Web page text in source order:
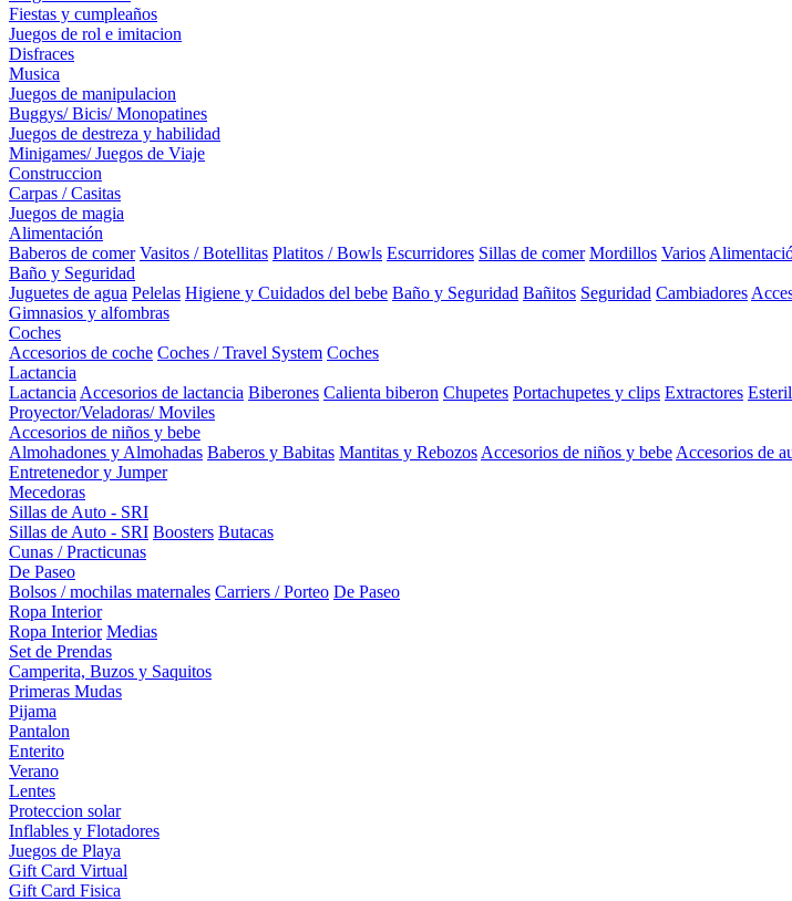
Fiestas y cumpleaños
Juegos de rol e imitacion
Disfraces
Musica
Juegos de manipulacion
Buggys/ Bicis/ Monopatines
Juegos de destreza y habilidad
Minigames/ Juegos de Viaje
Construccion
Carpas / Casitas
Juegos de magia
Alimentación
Baberos de comer Vasitos / Botellitas Platitos / Bowls Escurridores Sillas de comer Mordillos Varios
Baño y Seguridad
Juguetes de agua Pelelas Higiene y Cuidados del bebe Baño y Seguridad Bañitos Seguridad Cambiadores
Gimnasios y alfombras
Coches
Accesorios de coche Coches / Travel System Coches
Lactancia
Lactancia Accesorios de lactancia Biberones Calienta biberon Chupetes Portachupetes y clips Extractores
Proyector/Veladoras/ Moviles
Accesorios de niños y bebe
Almohadones y Almohadas Baberos y Babitas Mantitas y Rebozos Accesorios de niños y bebe Accesorios de
Entretenedor y Jumper
Mecedoras
Sillas de Auto - SRI
Sillas de Auto - SRI Boosters Butacas
Cunas / Practicunas
De Paseo
Bolsos / mochilas maternales Carriers / Porteo De Paseo
Ropa Interior
Ropa Interior Medias
Set de Prendas
Camperita, Buzos y Saquitos
Primeras Mudas
Pijama
Pantalon
Enterito
Verano
Lentes
Proteccion solar
Inflables y Flotadores
Juegos de Playa
Gift Card Virtual
Gift Card Fisica